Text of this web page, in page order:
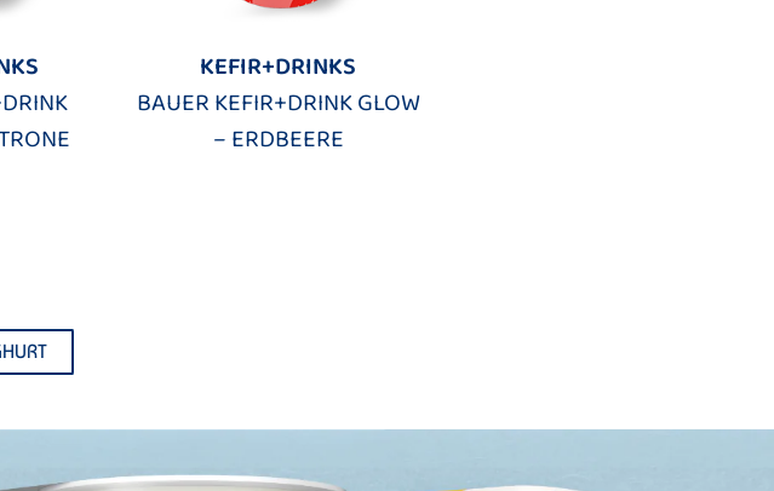
KEFIR+DRINKS
BAUER KEFIR+DRINK GLOW
– ERDBEERE